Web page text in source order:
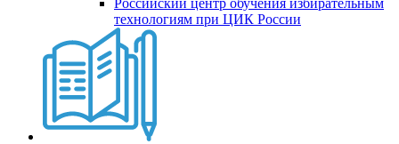
Российский центр обучения избирательным
технологиям при ЦИК России